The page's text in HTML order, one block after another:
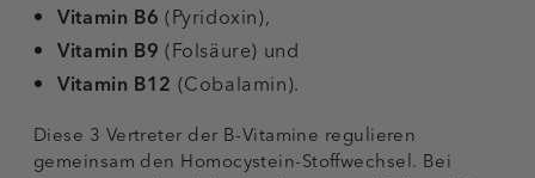
Vitamin B6 (Pyridoxin),
Vitamin B9 (Folsäure) und
Vitamin B12 (Cobalamin).
Diese 3 Vertreter der B-Vitamine regulieren
gemeinsam den Homocystein-Stoffwechsel. Bei